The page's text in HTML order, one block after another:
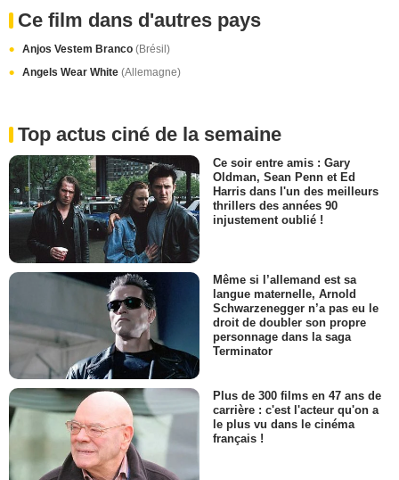
Ce film dans d'autres pays
Anjos Vestem Branco (Brésil)
Angels Wear White (Allemagne)
Top actus ciné de la semaine
Ce soir entre amis : Gary
Oldman, Sean Penn et Ed
Harris dans l'un des meilleurs
thrillers des années 90
injustement oublié !
Même si l’allemand est sa
langue maternelle, Arnold
Schwarzenegger n’a pas eu le
droit de doubler son propre
personnage dans la saga
Terminator
Plus de 300 films en 47 ans de
carrière : c'est l'acteur qu'on a
le plus vu dans le cinéma
français !